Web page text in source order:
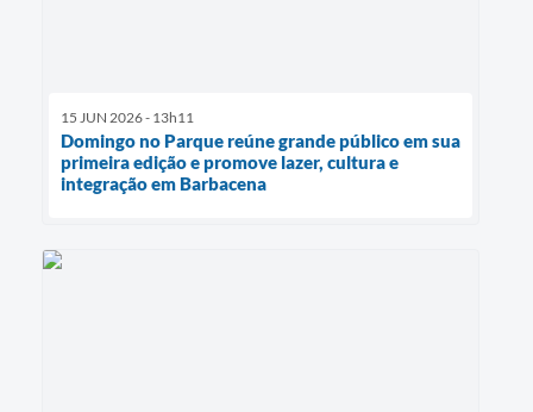
15 JUN 2026 - 13h11
Domingo no Parque reúne grande público em sua
primeira edição e promove lazer, cultura e
integração em Barbacena